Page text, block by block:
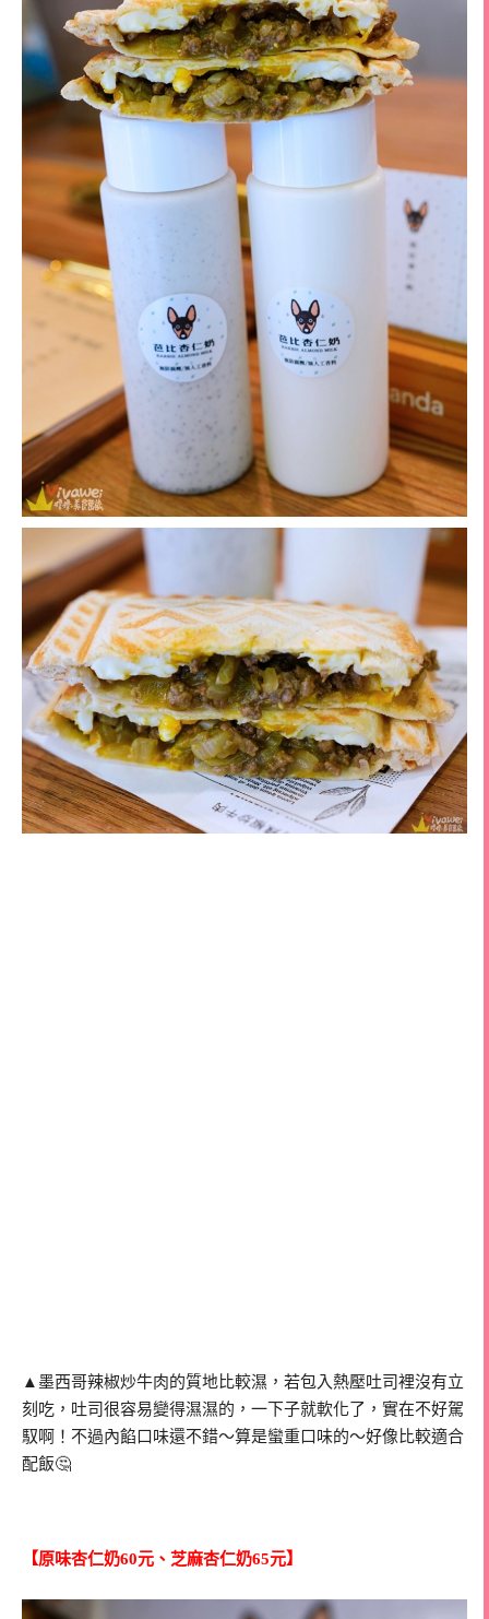
▲墨西哥辣椒炒牛肉的質地比較濕，若包入熱壓吐司裡沒有立
刻吃，吐司很容易變得濕濕的，一下子就軟化了，實在不好駕
馭啊！不過內餡口味還不錯～算是蠻重口味的～好像比較適合
配飯🤔
【原味杏仁奶60元、芝麻杏仁奶65元】